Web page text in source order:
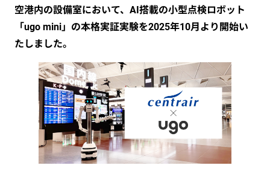
空港内の設備室において、AI搭載の小型点検ロボット
「ugo mini」の本格実証実験を2025年10月より開始い
たしました。